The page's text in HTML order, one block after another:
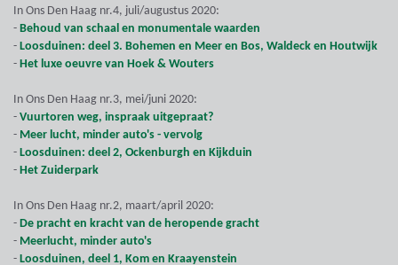
In Ons Den Haag nr.4, juli/augustus 2020:
- Behoud van schaal en monumentale waarden
- Loosduinen: deel 3. Bohemen en Meer en Bos, Waldeck en Houtwijk
- Het luxe oeuvre van Hoek & Wouters
In Ons Den Haag nr.3, mei/juni 2020:
- Vuurtoren weg, inspraak uitgepraat?
- Meer lucht, minder auto's - vervolg
- Loosduinen: deel 2, Ockenburgh en Kijkduin
- Het Zuiderpark
In Ons Den Haag nr.2, maart/april 2020:
- De pracht en kracht van de heropende gracht
- Meerlucht, minder auto's
- Loosduinen, deel 1, Kom en Kraayenstein